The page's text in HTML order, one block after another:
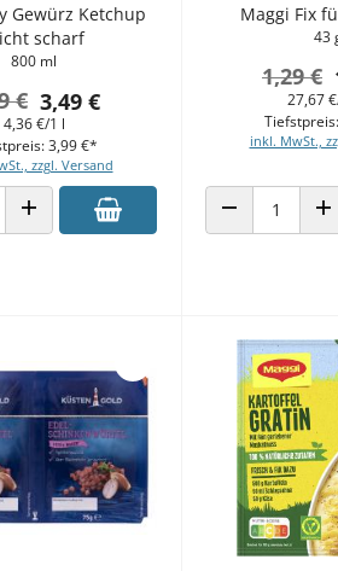
Gewürz Ketchup
scharf
800 ml
3,49 €
€
4,36 €/1 l
zzgl. Versand
3,99 €*
ANZAHL ERHÖHEN
Maggi Fix
43
1,29 €
27,67
inkl. MwSt.,
ANZAHL